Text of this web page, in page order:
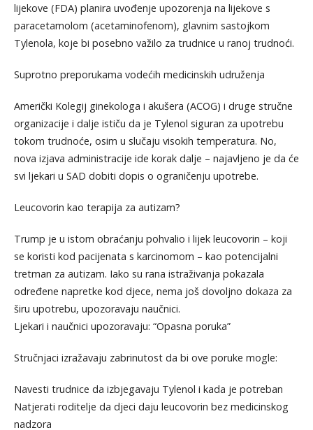
lijekove (FDA) planira uvođenje upozorenja na lijekove s
paracetamolom (acetaminofenom), glavnim sastojkom
Tylenola, koje bi posebno važilo za trudnice u ranoj trudnoći.
Suprotno preporukama vodećih medicinskih udruženja
Američki Kolegij ginekologa i akušera (ACOG) i druge stručne
organizacije i dalje ističu da je Tylenol siguran za upotrebu
tokom trudnoće, osim u slučaju visokih temperatura. No,
nova izjava administracije ide korak dalje – najavljeno je da će
svi ljekari u SAD dobiti dopis o ograničenju upotrebe.
Leucovorin kao terapija za autizam?
Trump je u istom obraćanju pohvalio i lijek leucovorin – koji
se koristi kod pacijenata s karcinomom – kao potencijalni
tretman za autizam. Iako su rana istraživanja pokazala
određene napretke kod djece, nema još dovoljno dokaza za
širu upotrebu, upozoravaju naučnici.
Ljekari i naučnici upozoravaju: “Opasna poruka”
Stručnjaci izražavaju zabrinutost da bi ove poruke mogle:
Navesti trudnice da izbjegavaju Tylenol i kada je potreban
Natjerati roditelje da djeci daju leucovorin bez medicinskog
nadzora